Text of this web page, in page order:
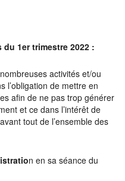
1er trimestre 2022 :
activités et/ou
l’obligation de mettre en
afin de ne pas trop générer
et ce dans l’intérêt de
tout de l’ensemble des
n en sa séance du